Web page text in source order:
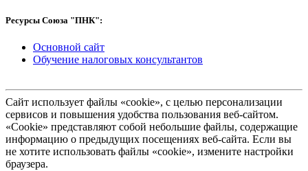
Ресурсы Союза "ПНК":
Основной сайт
Обучение налоговых консультантов
Сайт использует файлы «cookie», с целью персонализации
сервисов и повышения удобства пользования веб-сайтом.
«Cookie» представляют собой небольшие файлы, содержащие
информацию о предыдущих посещениях веб-сайта. Если вы
не хотите использовать файлы «cookie», измените настройки
браузера.